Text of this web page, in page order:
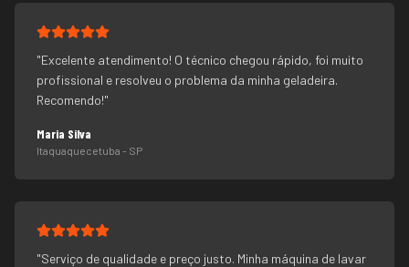
"Excelente atendimento! O técnico chegou rápido, foi muito
profissional e resolveu o problema da minha geladeira.
Recomendo!"
Maria Silva
Itaquaquecetuba - SP
"Serviço de qualidade e preço justo. Minha máquina de lavar